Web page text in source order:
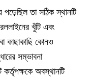
পড়েছিল তা সঠিক স্থানটি
খুঁটি এবং
কাছাকাছি কোনও
সম্ভাবনা
কর্তৃপক্ষকে অবস্থানটি